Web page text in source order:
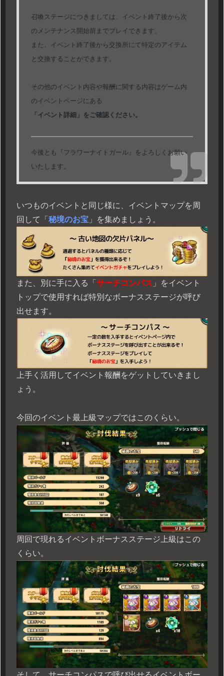
召喚ステージにつきましては、イベント終了後から次
のメンテナンス開始前までプレイできます。
また、イベント終了後から交換所にて特定のアイテム
と交換することができます。
その他のイベント内容や報酬に関する内容はゲーム内
のイベントページにある
「イベント詳細」をご確認ください。
今後とも『フラワーナイトガール』をよろしくお願い
いたします。
いつものイベントと同じ様に、イベントマップを周
回して「 秘境のお宝 」を集めましょう。
また、別に手に入る「 サーチコンパス 」をイベント
トップで使用すれば特別なボーナスステージが呼び
出せます。
上手く活用してイベント報酬をゲットしていきまし
ょう。
今回のイベント最上級マップではこのくらい。
周回で現れるイベントボーナスステージ上級はこの
くらい。